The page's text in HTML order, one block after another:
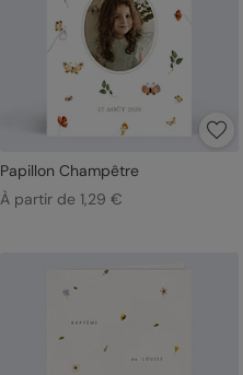
Papillon Champêtre
À partir de 1,29 €